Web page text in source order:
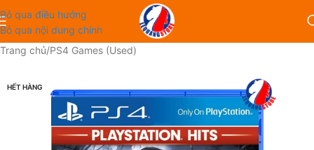
Bỏ qua điều hướng
Bỏ qua nội dung chính
Trang chủ/PS4 Games (Used)
HẾT HÀNG